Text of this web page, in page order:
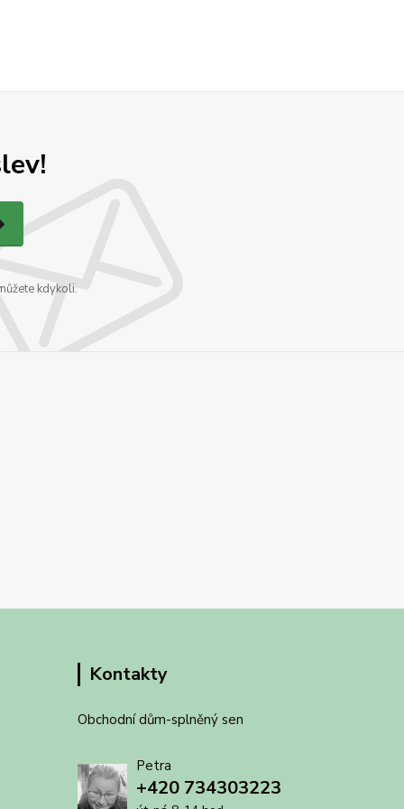
kdykoli.
Kontakty
Obchodní dům-splněný sen
Petra
+420 734303223